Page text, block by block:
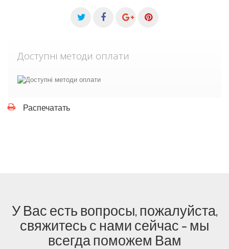
Доступні методи оплати
Распечатать
У Вас есть вопросы, пожалуйста,
свяжитесь с нами сейчас - мы
всегда поможем Вам